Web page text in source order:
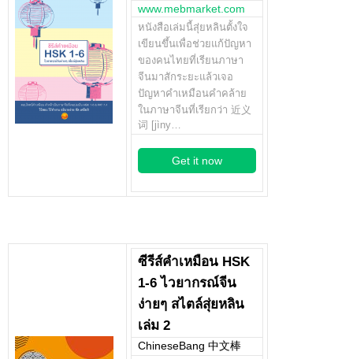
www.mebmarket.com
หนังสือเล่มนี้สุ่ยหลินตั้งใจ
เขียนขึ้นเพื่อช่วยแก้ปัญหา
ของคนไทยที่เรียนภาษา
จีนมาสักระยะแล้วเจอ
ปัญหาคำเหมือนคำคล้าย
ในภาษาจีนที่เรียกว่า 近义
词 [jìny…
Get it now
ซีรีส์คำเหมือน HSK
1-6 ไวยากรณ์จีน
ง่ายๆ สไตล์สุ่ยหลิน
เล่ม 2
ChineseBang 中文棒